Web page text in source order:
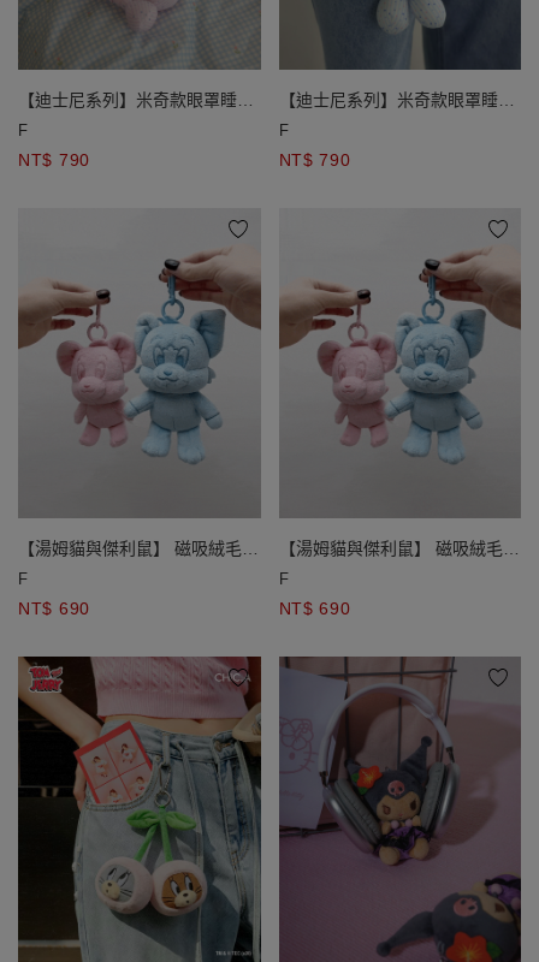
【迪士尼系列】米奇款眼罩睡衣
造型絨毛娃娃吊飾
F
NT$ 790
【迪士尼系列】米奇款眼罩睡衣
造型絨毛娃娃吊飾
F
NT$ 790
【湯姆貓與傑利鼠】 磁吸絨毛娃
娃吊飾
F
NT$ 690
【湯姆貓與傑利鼠】 磁吸絨毛娃
娃吊飾
F
NT$ 690